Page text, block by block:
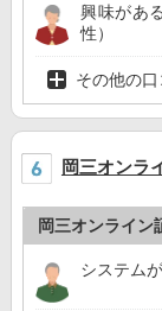
興味があ
性）
その他の口
岡三オンラ
岡三オンライン
システム